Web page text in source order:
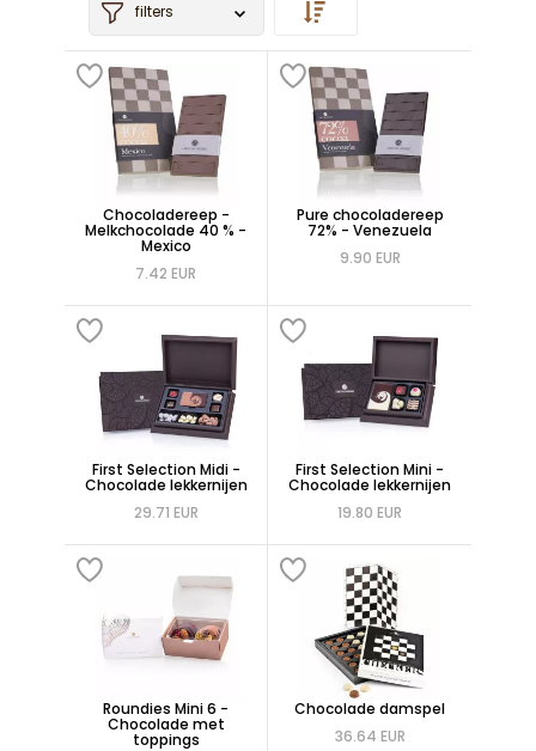
filters
Chocoladereep -
Melkchocolade 40 % -
Mexico
7.42 EUR
Pure chocoladereep
72% - Venezuela
9.90 EUR
First Selection Midi -
Chocolade lekkernijen
29.71 EUR
First Selection Mini -
Chocolade lekkernijen
19.80 EUR
Roundies Mini 6 -
Chocolade met
toppings
Chocolade damspel
36.64 EUR